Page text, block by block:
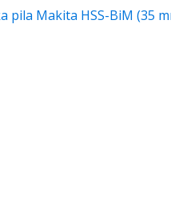
pila Makita HSS-BiM (35